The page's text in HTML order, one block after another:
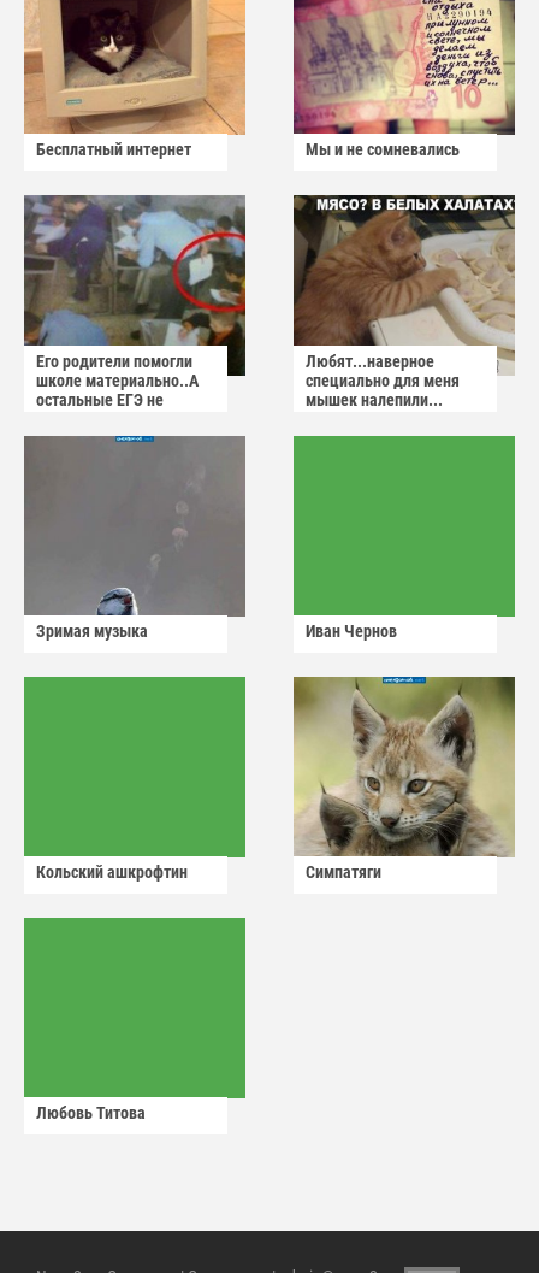
Бесплатный интернет Мы и не сомневались
Его родители помогли
школе материально..А
остальные ЕГЭ не
Любят...наверное
специально для меня
мышек налепили...
Зримая музыка Иван Чернов
Кольский ашкрофтин Симпатяги
Любовь Титова